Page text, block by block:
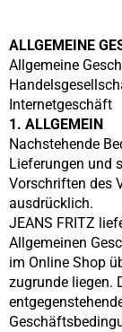
ALLGEMEINE
Allgemeine
Internetgeschäft
1. ALLGEMEIN
Nachstehende
Lieferungen und
Vorschriften des
ausdrücklich.
JEANS FRITZ
Allgemeinen
im Online Shop
zugrunde liegen.